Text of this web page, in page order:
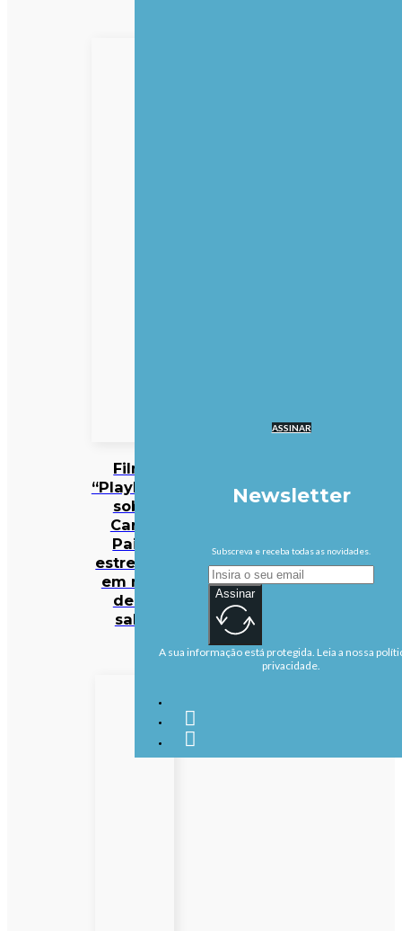
Filme
“Playback”
sobre
Carlos
Paião
estreia-se
em mais
de 50
salas
ASSINAR
Newsletter
Subscreva e receba todas as novidades.
Assinar
A sua informação está protegida. Leia a nossa
privacidade.